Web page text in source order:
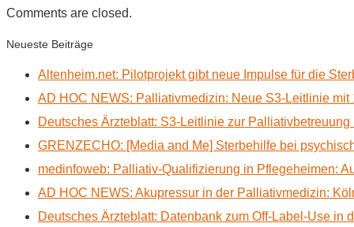
Comments are closed.
Neueste Beiträge
Altenheim.net: Pilotprojekt gibt neue Impulse für die
AD HOC NEWS: Palliativmedizin: Neue S3-Leitlinie
Deutsches Ärzteblatt: S3-Leitlinie zur
GRENZECHO: [Media and Me] Sterbehilfe bei
medinfoweb: Palliativ-Qualifizierung in Pflegeheimen:
AD HOC NEWS: Akupressur in der Palliativmedizin:
Deutsches Ärzteblatt: Datenbank zum Off-Label-Use in